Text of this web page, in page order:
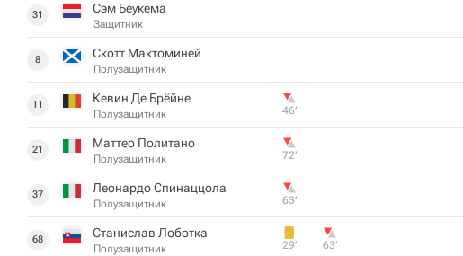
31 Сэм Беукема
Защитник
8 Скотт Мактоминей
Полузащитник
11 Кевин Де Брёйне
Полузащитник 46‎’‎
21 Маттео Политано
Полузащитник 72‎’‎
37 Леонардо Спинаццола
Полузащитник 63‎’‎
68 Станислав Лоботка
Полузащитник 29‎’‎ 63‎’‎